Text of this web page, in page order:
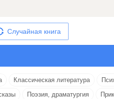
Случайная книга
Классическая литература
Поэзия, драматургия